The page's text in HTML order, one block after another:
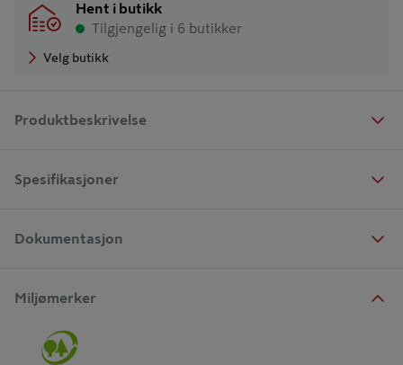
Hent i butikk
Tilgjengelig i 6 butikker
Velg butikk
Produktbeskrivelse
Spesifikasjoner
Dokumentasjon
Miljømerker